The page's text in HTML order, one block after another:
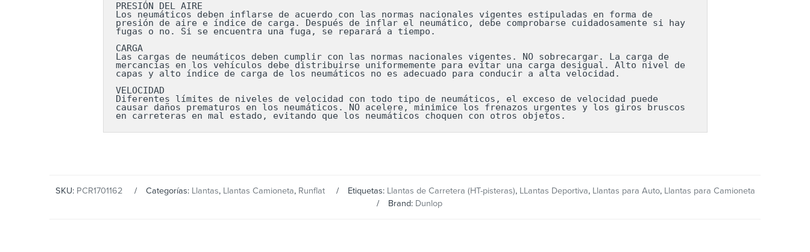
PRESIÓN DEL AIRE
Los neumáticos deben inflarse de acuerdo con las normas nacionales vigentes estipuladas en forma de
presión de aire e índice de carga. Después de inflar el neumático, debe comprobarse cuidadosamente si hay
fugas o no. Si se encuentra una fuga, se reparará a tiempo.
CARGA
Las cargas de neumáticos deben cumplir con las normas nacionales vigentes. NO sobrecargar. La carga de
mercancías en los vehículos debe distribuirse uniformemente para evitar una carga desigual. Alto nivel de
capas y alto índice de carga de los neumáticos no es adecuado para conducir a alta velocidad.
VELOCIDAD
Diferentes límites de niveles de velocidad con todo tipo de neumáticos, el exceso de velocidad puede
causar daños prematuros en los neumáticos. NO acelere, minimice los frenazos urgentes y los giros bruscos
en carreteras en mal estado, evitando que los neumáticos choquen con otros objetos.
SKU: PCR1701162 Categorías: Llantas, Llantas Camioneta, Runflat Etiquetas: Llantas de Carretera (HT-pisteras), LLantas Deportiva, Llantas para Auto, Llantas para Camioneta
Brand: Dunlop